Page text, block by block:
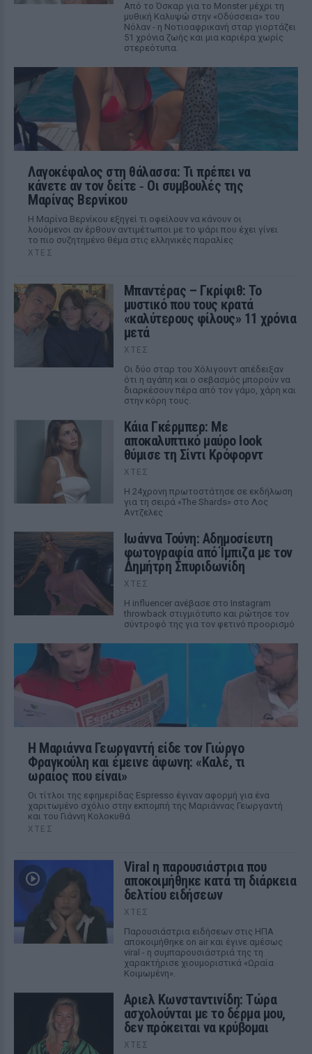
Από το Όσκαρ για το Monster μέχρι τη
μυθική Καλυψώ στην «Οδύσσεια» του
Νόλαν - η Νοτιοαφρικανή σταρ γιορτάζει
51 χρόνια ζωής και μια καριέρα χωρίς
στερεότυπα.
Λαγοκέφαλος στη θάλασσα: Τι πρέπει να
κάνετε αν τον δείτε ‑ Οι συμβουλές της
Μαρίνας Βερνίκου
Η Μαρίνα Βερνίκου εξηγεί τι οφείλουν να κάνουν οι
λουόμενοι αν έρθουν αντιμέτωποι με το ψάρι που έχει γίνει
το πιο συζητημένο θέμα στις ελληνικές παραλίες
ΧΤΕΣ
Μπαντέρας – Γκρίφιθ: Το
μυστικό που τους κρατά
«καλύτερους φίλους» 11 χρόνια
μετά
ΧΤΕΣ
Οι δύο σταρ του Χόλιγουντ απέδειξαν
ότι η αγάπη και ο σεβασμός μπορούν να
διαρκέσουν πέρα από τον γάμο, χάρη και
στην κόρη τους.
Κάια Γκέρμπερ: Με
αποκαλυπτικό μαύρο look
θύμισε τη Σίντι Κρόφορντ
ΧΤΕΣ
Η 24χρονη πρωτοστάτησε σε εκδήλωση
για τη σειρά «The Shards» στο Λος
Αντζελες
Ιωάννα Τούνη: Αδημοσίευτη
φωτογραφία από Ίμπιζα με τον
Δημήτρη Σπυριδωνίδη
ΧΤΕΣ
Η influencer ανέβασε στο Instagram
throwback στιγμιότυπο και ρώτησε τον
σύντροφό της για τον φετινό προορισμό
Η Μαριάννα Γεωργαντή είδε τον Γιώργο
Φραγκούλη και έμεινε άφωνη: «Καλέ, τι
ωραίος που είναι»
Οι τίτλοι της εφημερίδας Espresso έγιναν αφορμή για ένα
χαριτωμένο σχόλιο στην εκπομπή της Μαριάννας Γεωργαντή
και του Γιάννη Κολοκυθά
ΧΤΕΣ
Viral η παρουσιάστρια που
αποκοιμήθηκε κατά τη διάρκεια
δελτίου ειδήσεων
ΧΤΕΣ
Παρουσιάστρια ειδήσεων στις ΗΠΑ
αποκοιμήθηκε on air και έγινε αμέσως
viral - η συμπαρουσιάστριά της τη
χαρακτήρισε χιουμοριστικά «Ωραία
Κοιμωμένη».
Αριελ Κωνσταντινίδη: Τώρα
ασχολούνται με το δέρμα μου,
δεν πρόκειται να κρύβομαι
ΧΤΕΣ